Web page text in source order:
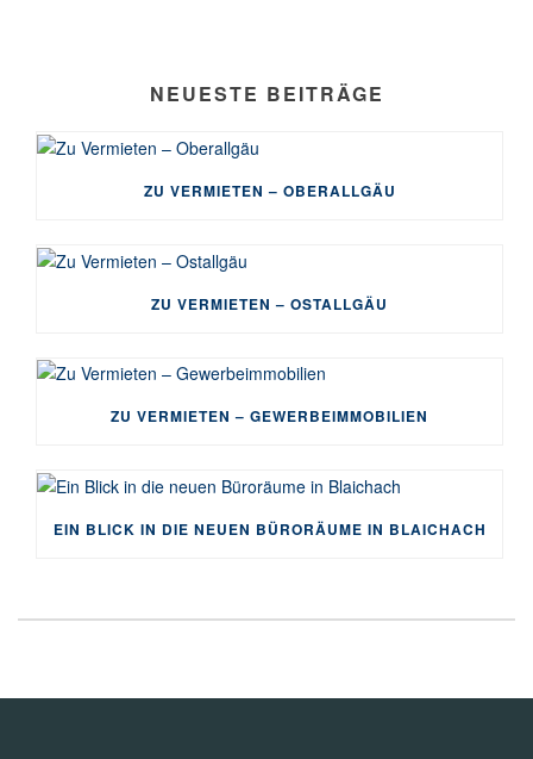
NEUESTE BEITRÄGE
ZU VERMIETEN – OBERALLGÄU
ZU VERMIETEN – OSTALLGÄU
ZU VERMIETEN – GEWERBEIMMOBILIEN
EIN BLICK IN DIE NEUEN BÜRORÄUME IN BLAICHACH